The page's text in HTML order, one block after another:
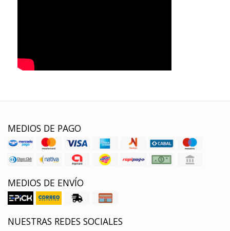
MEDIOS DE PAGO
MEDIOS DE ENVÍO
NUESTRAS REDES SOCIALES